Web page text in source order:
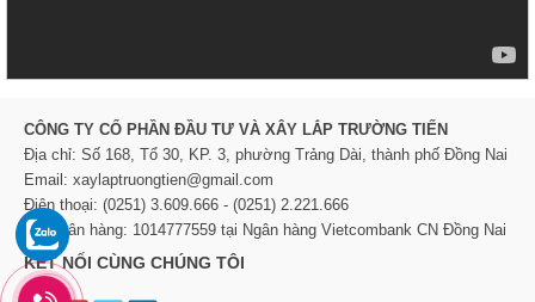
CÔNG TY CỔ PHẦN ĐẦU TƯ VÀ XÂY LẮP TRƯỜNG TIẾN
Địa chỉ: Số 168, Tổ 30, KP. 3, phường Trảng Dài, thành phố Đồng Nai
Email: xaylaptruongtien@gmail.com
Điện thoại: (0251) 3.609.666 - (0251) 2.221.666
TK Ngân hàng: 1014777559 tại Ngân hàng Vietcombank CN Đồng Nai
KẾT NỐI CÙNG CHÚNG TÔI